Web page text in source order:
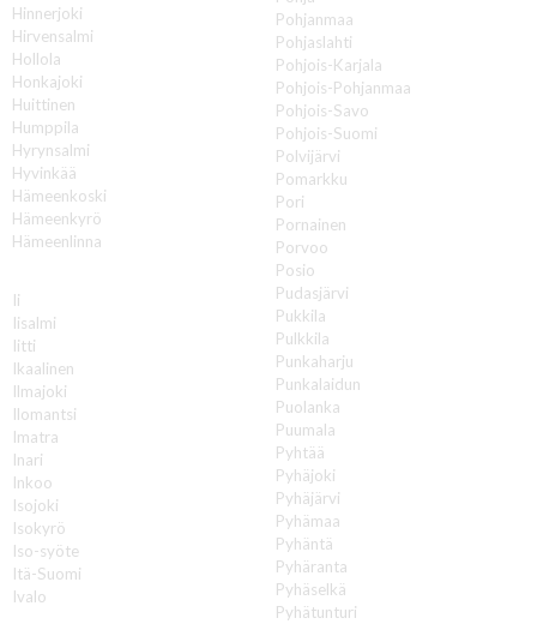
Hinnerjoki
Hirvensalmi
Hollola
Honkajoki
Huittinen
Humppila
Hyrynsalmi
Hyvinkää
Hämeenkoski
Hämeenkyrö
Hämeenlinna
Ii
Iisalmi
Iitti
Ikaalinen
Ilmajoki
Ilomantsi
Imatra
Inari
Inkoo
Isojoki
Isokyrö
Iso-syöte
Itä-Suomi
Ivalo
Pohjanmaa
Pohjaslahti
Pohjois-Karjala
Pohjois-Pohjanmaa
Pohjois-Savo
Pohjois-Suomi
Polvijärvi
Pomarkku
Pori
Pornainen
Porvoo
Posio
Pudasjärvi
Pukkila
Pulkkila
Punkaharju
Punkalaidun
Puolanka
Puumala
Pyhtää
Pyhäjoki
Pyhäjärvi
Pyhämaa
Pyhäntä
Pyhäranta
Pyhäselkä
Pyhätunturi